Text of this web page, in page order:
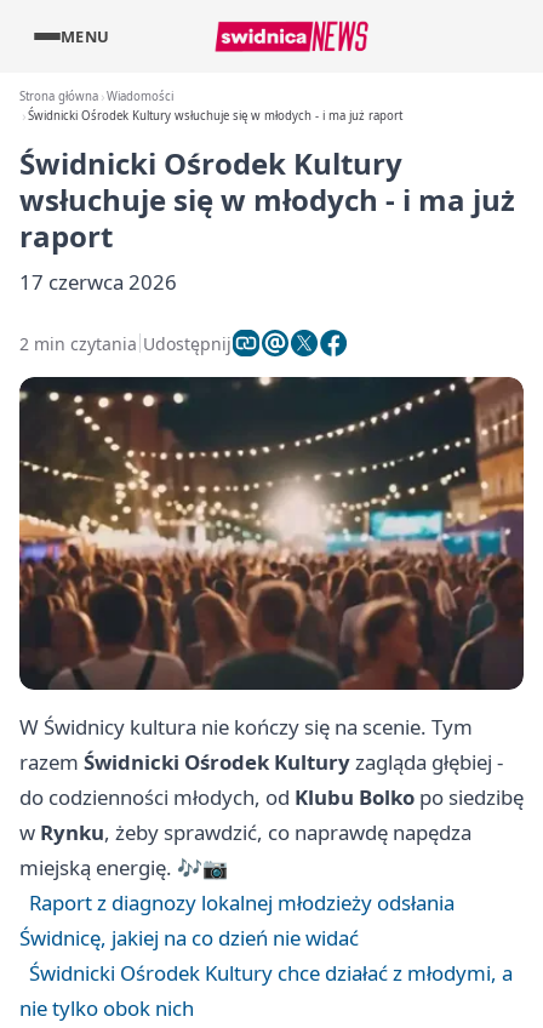
MENU
Strona główna Wiadomości
Świdnicki Ośrodek Kultury wsłuchuje się w młodych - i ma już raport
Świdnicki Ośrodek Kultury
wsłuchuje się w młodych - i ma już
raport
17 czerwca 2026
2 min czytania Udostępnij
W Świdnicy kultura nie kończy się na scenie. Tym
razem Świdnicki Ośrodek Kulturyzagląda głębiej -
do codzienności młodych, od Klubu Bolko po siedzibę
w Rynku, żeby sprawdzić, co naprawdę napędza
miejską energię. 🎶📷
Raport z diagnozy lokalnej młodzieży odsłania
Świdnicę, jakiej na co dzień nie widać
Świdnicki Ośrodek Kultury chce działać z młodymi, a
nie tylko obok nich